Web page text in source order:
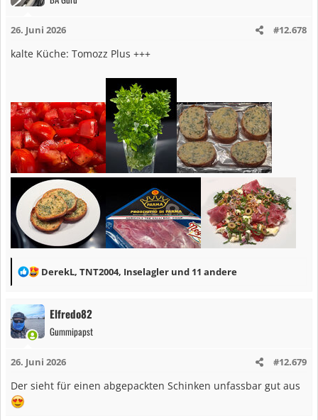
o
n
26. Juni 2026 #12.678
kalte Küche: Tomozz Plus +++
R
a
k
t
o
n
DerekL, TNT2004, Inselagler und 11 andere
Elfredo82
Gummipapst
26. Juni 2026 #12.679
Der sieht für einen abgepackten Schinken unfassbar gut aus